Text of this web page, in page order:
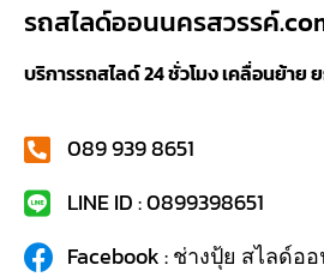
รถสไลด์ออนนครสวรรค์
บริการรถสไลด์ 24 ชั่วโมง เคลื่อนย้าย
089 939 8651
LINE ID : 0899398651
Facebook : ช่างปุ้ย สไลด์อ